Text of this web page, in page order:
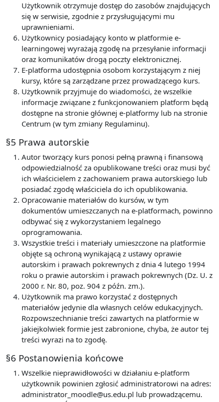
Użytkownik otrzymuje dostęp do zasobów znajdujących
się w serwisie, zgodnie z przysługującymi mu
uprawnieniami.
Użytkownicy posiadający konto w platformie e-
learningowej wyrażają zgodę na przesyłanie informacji
oraz komunikatów drogą poczty elektronicznej.
E-platforma udostępnia osobom korzystającym z niej
kursy, które są zarządzane przez prowadzącego kurs.
Użytkownik przyjmuje do wiadomości, że wszelkie
informacje związane z funkcjonowaniem platform będą
dostępne na stronie głównej e-platformy lub na stronie
Centrum (w tym zmiany Regulaminu).
§5 Prawa autorskie
Autor tworzący kurs ponosi pełną prawną i finansową
odpowiedzialność za opublikowane treści oraz musi być
ich właścicielem z zachowaniem prawa autorskiego lub
posiadać zgodę właściciela do ich opublikowania.
Opracowanie materiałów do kursów, w tym
dokumentów umieszczanych na e-platformach, powinno
odbywać się z wykorzystaniem legalnego
oprogramowania.
Wszystkie treści i materiały umieszczone na platformie
objęte są ochroną wynikającą z ustawy oprawie
autorskim i prawach pokrewnych z dnia 4 lutego 1994
roku o prawie autorskim i prawach pokrewnych (Dz. U. z
2000 r. Nr. 80, poz. 904 z późn. zm.).
Użytkownik ma prawo korzystać z dostępnych
materiałów jedynie dla własnych celów edukacyjnych.
Rozpowszechnianie treści zawartych na platformie w
jakiejkolwiek formie jest zabronione, chyba, że autor tej
treści wyrazi na to zgodę.
§6 Postanowienia końcowe
Wszelkie nieprawidłowości w działaniu e-platform
użytkownik powinien zgłosić administratorowi na adres:
administrator_moodle@us.edu.pl lub prowadzącemu.